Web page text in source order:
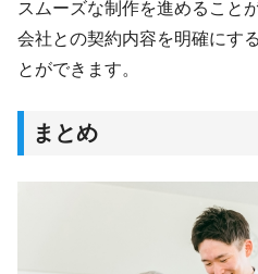
スムーズな制作を進めること
会社との契約内容を明確にす
とができます。
まとめ